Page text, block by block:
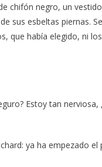
chifón negro, un
sus esbeltas piernas.
que había elegido, ni
Estoy tan nerviosa,
ya ha empezado el